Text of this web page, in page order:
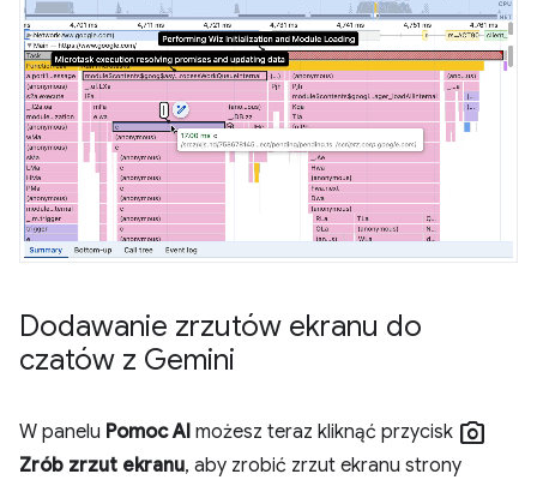
Dodawanie zrzutów ekranu do
czatów z Gemini
W panelu Pomoc AI możesz teraz kliknąć przycisk photo_camera
Zrób zrzut ekranu, aby zrobić zrzut ekranu strony